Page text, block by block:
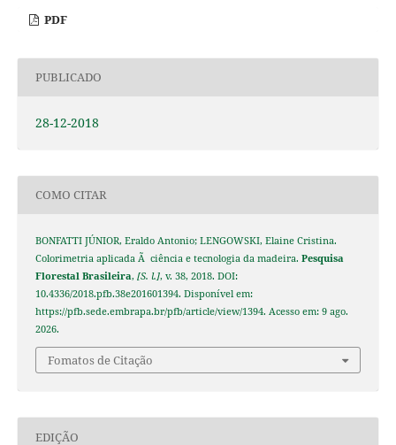
PDF
PUBLICADO
28-12-2018
COMO CITAR
BONFATTI JÚNIOR, Eraldo Antonio; LENGOWSKI, Elaine Cristina.
Colorimetria aplicada Ã ciência e tecnologia da madeira. Pesquisa
Florestal Brasileira, [S. l.], v. 38, 2018. DOI:
10.4336/2018.pfb.38e201601394. Disponível em:
https://pfb.sede.embrapa.br/pfb/article/view/1394. Acesso em: 9 ago.
2026.
Fomatos de Citação
EDIÇÃO